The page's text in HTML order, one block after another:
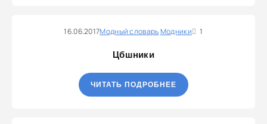
16.06.2017Модный словарьМодники 1
Цбшники
ЧИТАТЬ ПОДРОБНЕЕ